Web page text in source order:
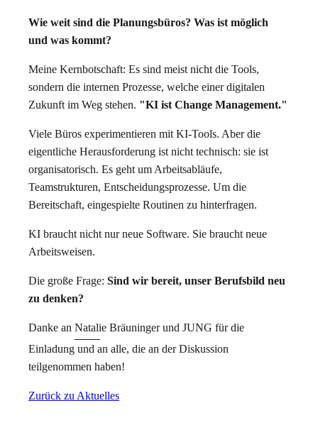
Wie weit sind die Planungsbüros? Was ist möglich
und was kommt?
Meine Kernbotschaft: Es sind meist nicht die Tools,
sondern die internen Prozesse, welche einer digitalen
Zukunft im Weg stehen. "KI ist Change Management."
Viele Büros experimentieren mit KI-Tools. Aber die
eigentliche Herausforderung ist nicht technisch: sie ist
organisatorisch. Es geht um Arbeitsabläufe,
Teamstrukturen, Entscheidungsprozesse. Um die
Bereitschaft, eingespielte Routinen zu hinterfragen.
KI braucht nicht nur neue Software. Sie braucht neue
Arbeitsweisen.
Die große Frage: Sind wir bereit, unser Berufsbild neu
zu denken?
Danke an Natalie Bräuningerund JUNG für die
Einladung und an alle, die an der Diskussion
teilgenommen haben!
Zurück zu Aktuelles